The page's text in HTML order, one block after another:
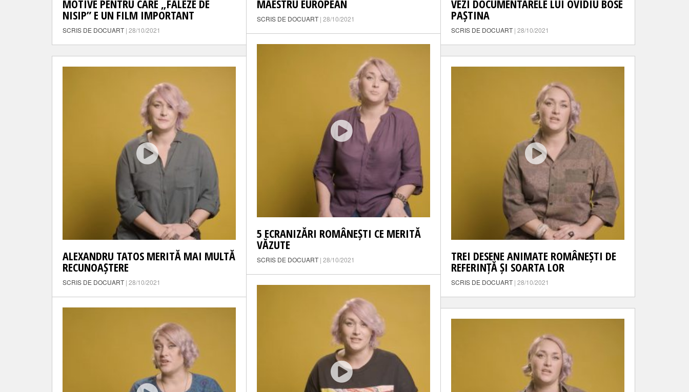
MAESTRU EUROPEAN
SCRIS DE DOCUART | 28/10/2021
VEZI DOCUMENTARELE LUI OVIDIU BOSE
PAȘTINA
SCRIS DE DOCUART | 28/10/2021
MOTIVE PENTRU CARE „FALEZE DE
NISIP” E UN FILM IMPORTANT
SCRIS DE DOCUART | 28/10/2021
5 ECRANIZĂRI ROMÂNEȘTI CE MERITĂ
VĂZUTE
SCRIS DE DOCUART | 28/10/2021
ALEXANDRU TATOS MERITĂ MAI MULTĂ
RECUNOAȘTERE
SCRIS DE DOCUART | 28/10/2021
TREI DESENE ANIMATE ROMÂNEȘTI DE
REFERINȚĂ ȘI SOARTA LOR
SCRIS DE DOCUART | 28/10/2021